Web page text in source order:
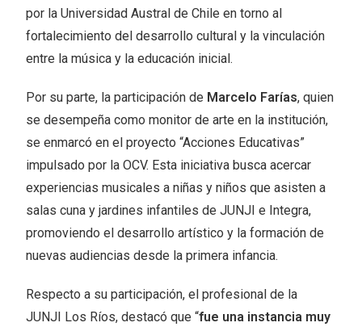
por la Universidad Austral de Chile en torno al
fortalecimiento del desarrollo cultural y la vinculación
entre la música y la educación inicial.
Por su parte, la participación de Marcelo Farías, quien
se desempeña como monitor de arte en la institución,
se enmarcó en el proyecto “Acciones Educativas”
impulsado por la OCV. Esta iniciativa busca acercar
experiencias musicales a niñas y niños que asisten a
salas cuna y jardines infantiles de JUNJI e Integra,
promoviendo el desarrollo artístico y la formación de
nuevas audiencias desde la primera infancia.
Respecto a su participación, el profesional de la
JUNJI Los Ríos, destacó que “fue una instancia muy